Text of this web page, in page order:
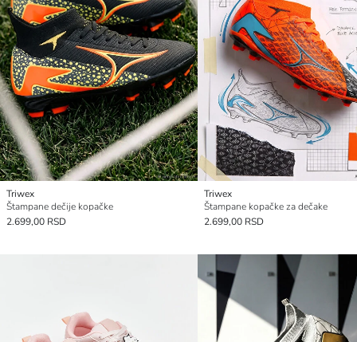
Triwex
Štampane dečije kopačke
2.699,00 RSD
Triwex
Štampane kopačke za dečake
2.699,00 RSD